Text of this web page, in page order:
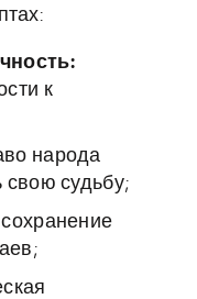
к
народа
свою судьбу;
сохранение